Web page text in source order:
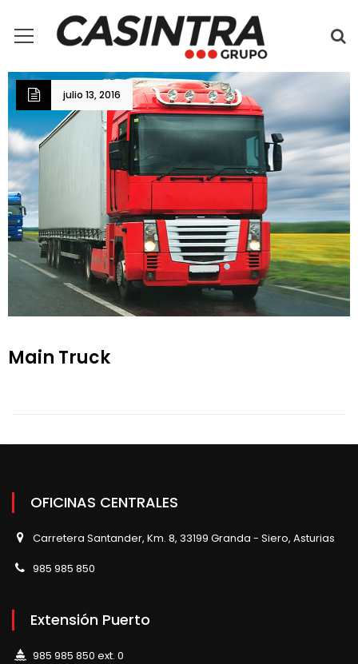
julio 13, 2016
Main Truck
OFICINAS CENTRALES
Carretera Santander, Km. 8, 33199 Granda - Siero, Asturias
985 985 850
Extensión Puerto
985 985 850 ext. 0